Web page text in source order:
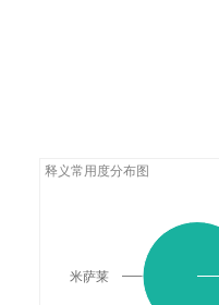
释义常用度分布图
米萨莱